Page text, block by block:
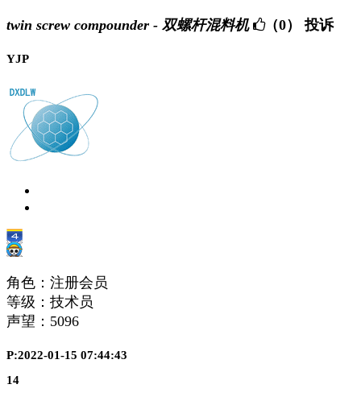
twin screw compounder - 双螺杆混料机 （0） 投诉
YJP
角色：注册会员
等级：技术员
声望： 5096
P:2022-01-15 07:44:43
14